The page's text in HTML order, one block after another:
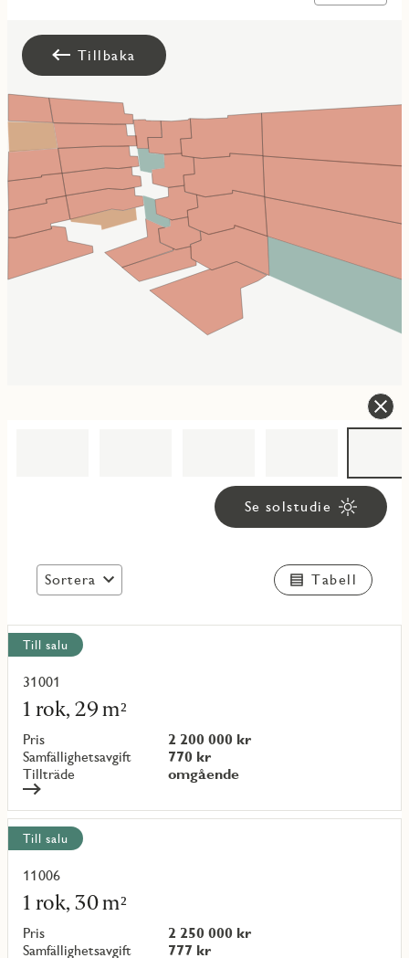
Tillbaka
Se solstudie
Sortera Tabell
Visa
alla
objekt
Till salu
31001
1 rok, 29 m²
Pris
2 200 000 kr
Samfällighetsavgift
770 kr
Tillträde
omgående
Läs
mer
om
objekt
{objectNumber}
Till salu
11006
1 rok, 30 m²
Pris
2 250 000 kr
Samfällighetsavgift
777 kr
Läs
mer
om
objekt
{objectNumber}